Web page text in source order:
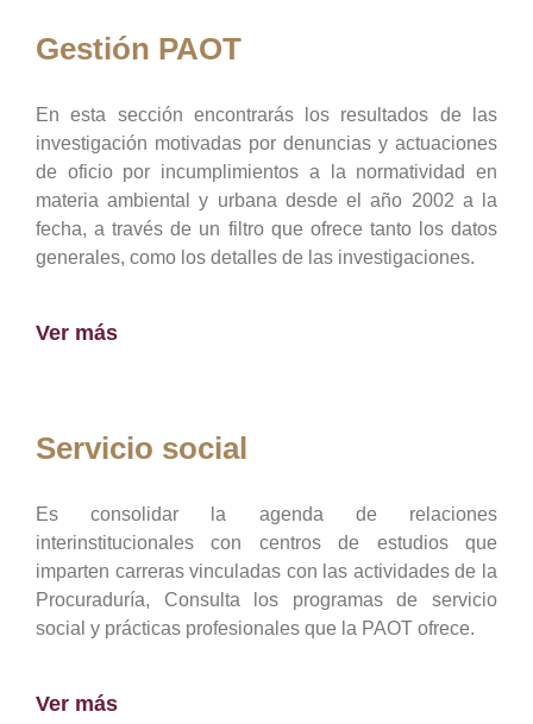
Gestión PAOT
En esta sección encontrarás los resultados de las
investigación motivadas por denuncias y actuaciones
de oficio por incumplimientos a la normatividad en
materia ambiental y urbana desde el año 2002 a la
fecha, a través de un filtro que ofrece tanto los datos
generales, como los detalles de las investigaciones.
Ver más
Servicio social
Es consolidar la agenda de relaciones
interinstitucionales con centros de estudios que
imparten carreras vinculadas con las actividades de la
Procuraduría, Consulta los programas de servicio
social y prácticas profesionales que la PAOT ofrece.
Ver más